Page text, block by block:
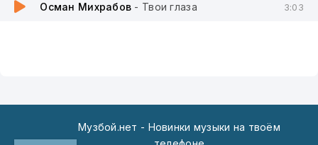
Осман Михрабов - Твои глаза 3:03
Музбой.нет - Новинки музыки на твоём